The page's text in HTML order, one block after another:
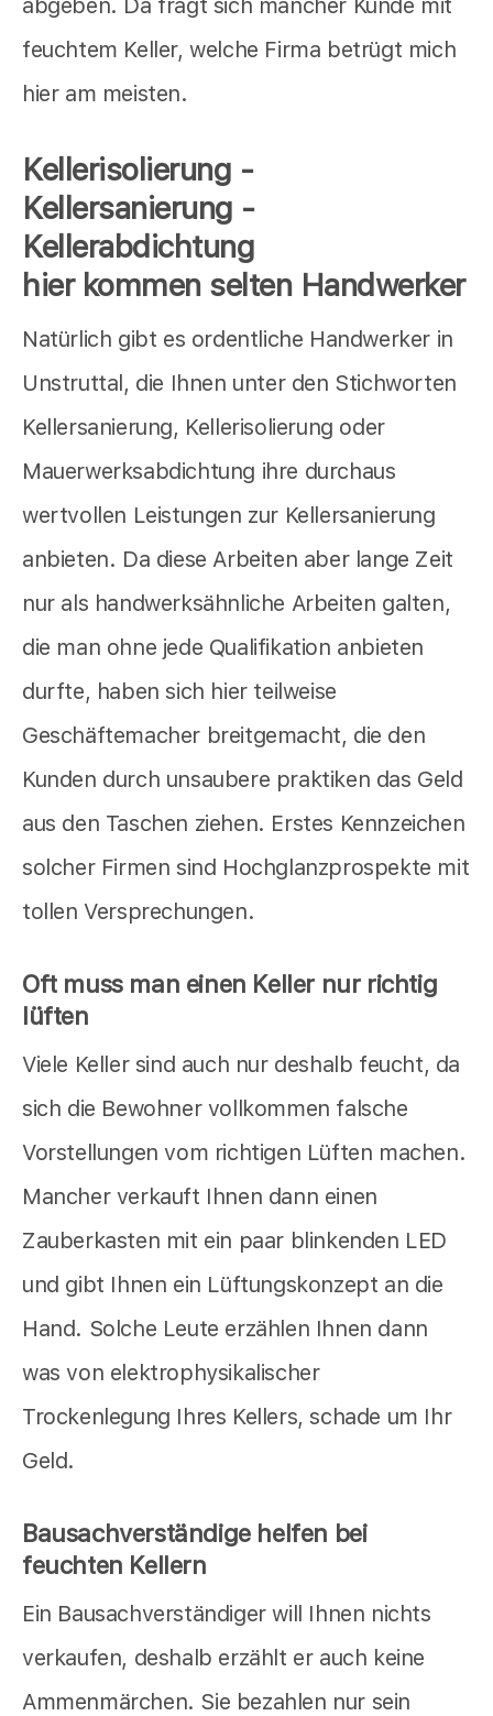
abgeben. Da fragt sich mancher Kunde mit
feuchtem Keller, welche Firma betrügt mich
hier am meisten.
Kellerisolierung -
Kellersanierung -
Kellerabdichtung
hier kommen selten Handwerker
Natürlich gibt es ordentliche Handwerker in
Unstruttal, die Ihnen unter den Stichworten
Kellersanierung, Kellerisolierung oder
Mauerwerksabdichtung ihre durchaus
wertvollen Leistungen zur Kellersanierung
anbieten. Da diese Arbeiten aber lange Zeit
nur als handwerksähnliche Arbeiten galten,
die man ohne jede Qualifikation anbieten
durfte, haben sich hier teilweise
Geschäftemacher breitgemacht, die den
Kunden durch unsaubere praktiken das Geld
aus den Taschen ziehen. Erstes Kennzeichen
solcher Firmen sind Hochglanzprospekte mit
tollen Versprechungen.
Oft muss man einen Keller nur richtig
lüften
Viele Keller sind auch nur deshalb feucht, da
sich die Bewohner vollkommen falsche
Vorstellungen vom richtigen Lüften machen.
Mancher verkauft Ihnen dann einen
Zauberkasten mit ein paar blinkenden LED
und gibt Ihnen ein Lüftungskonzept an die
Hand. Solche Leute erzählen Ihnen dann
was von elektrophysikalischer
Trockenlegung Ihres Kellers, schade um Ihr
Geld.
Bausachverständige helfen bei
feuchten Kellern
Ein Bausachverständiger will Ihnen nichts
verkaufen, deshalb erzählt er auch keine
Ammenmärchen. Sie bezahlen nur sein